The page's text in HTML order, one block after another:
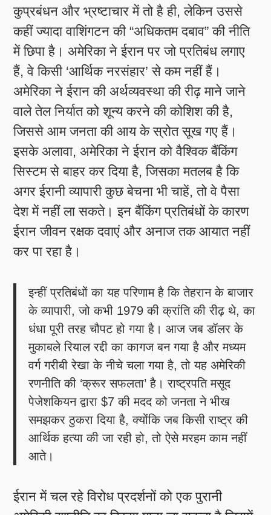
कुप्रबंधन और भ्रष्टाचार में तो है ही, लेकिन उससे
कहीं ज्यादा वाशिंगटन की “अधिकतम दबाव” की नीति
में छिपा है। अमेरिका ने ईरान पर जो प्रतिबंध लगाए
हैं, वे किसी ‘आर्थिक नरसंहार’ से कम नहीं हैं।
अमेरिका ने ईरान की अर्थव्यवस्था की रीढ़ माने जाने
वाले तेल निर्यात को शून्य करने की कोशिश की है,
जिससे आम जनता की आय के स्रोत सूख गए हैं।
इसके अलावा, अमेरिका ने ईरान को वैश्विक बैंकिंग
सिस्टम से बाहर कर दिया है, जिसका मतलब है कि
अगर ईरानी व्यापारी कुछ बेचना भी चाहें, तो वे पैसा
देश में नहीं ला सकते। इन बैंकिंग प्रतिबंधों के कारण
ईरान जीवन रक्षक दवाएं और अनाज तक आयात नहीं
कर पा रहा है।
इन्हीं प्रतिबंधों का यह परिणाम है कि तेहरान के बाजार
के व्यापारी, जो कभी 1979 की क्रांति की रीढ़ थे, का
धंधा पूरी तरह चौपट हो गया है। आज जब डॉलर के
मुकाबले रियाल रद्दी का कागज बन गया है और मध्यम
वर्ग गरीबी रेखा के नीचे चला गया है, तो यह अमेरिकी
रणनीति की ‘क्रूर सफलता’ है। राष्ट्रपति मसूद
पेजेशकियन द्वारा $7 की मदद को जनता ने भीख
समझकर ठुकरा दिया है, क्योंकि जब किसी राष्ट्र की
आर्थिक हत्या की जा रही हो, तो ऐसे मरहम काम नहीं
आते।
ईरान में चल रहे विरोध प्रदर्शनों को एक पुरानी